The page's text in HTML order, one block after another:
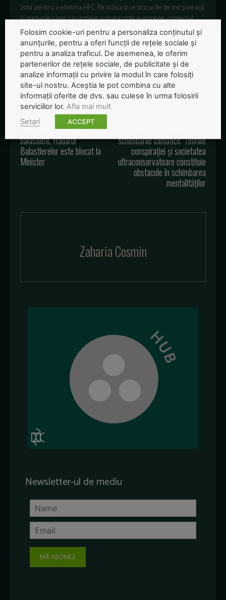
2014 pentru a elimina HFC. Pe măsură ce stocurile de micșorează
și prețurile cresc ca urmare a noilor cote europene, comerțul
ilegal s-a dezvoltat.
Articolul precedent
Râurile din România, pline de
balastiere. Radarul
Balastierelor este blocat la
Minister
schimbările climatice. Teoriile
conspirației și societatea
ultraconservatoare constituie
obstacole în schimbarea
mentalităților
Zaharia Cosmin
Newsletter-ul de mediu
MĂ ABONEZ
Folosim cookie-uri pentru a personaliza conținutul și
anunțurile, pentru a oferi funcții de rețele sociale și
pentru a analiza traficul. De asemenea, le oferim
partenerilor de rețele sociale, de publicitate și de
analize informații cu privire la modul în care folosiți
site-ul nostru. Aceștia le pot combina cu alte
informații oferite de dvs. sau culese în urma folosirii
serviciilor lor. Afla mai mult
Setari
ACCEPT